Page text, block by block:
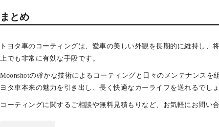
まとめ
トヨタ車のコーティングは、愛車の美しい外観を長期的に維持し、
上でも非常に有効な手段です。
Moonshotの確かな技術によるコーティングと日々のメンテナンスを
ヨタ車本来の魅力を引き出し、長く快適なカーライフを送れるでし
コーティングに関するご相談や無料見積もりなど、お気軽にお問い